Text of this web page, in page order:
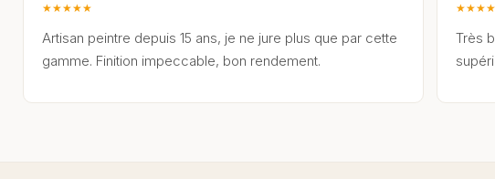
★★★★★
Artisan peintre depuis 15 ans, je ne jure plus que par cette
gamme. Finition impeccable, bon rendement.
★★★★
Très